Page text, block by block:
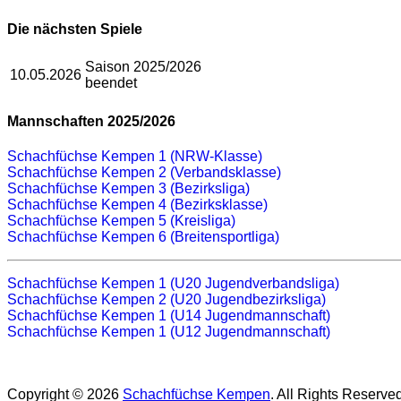
Die nächsten Spiele
10.05.2026
Saison 2025/2026
beendet
Mannschaften 2025/2026
Schachfüchse Kempen 1 (NRW-Klasse)
Schachfüchse Kempen 2 (Verbandsklasse)
Schachfüchse Kempen 3 (Bezirksliga)
Schachfüchse Kempen 4 (Bezirksklasse)
Schachfüchse Kempen 5 (Kreisliga)
Schachfüchse Kempen 6 (Breitensportliga)
Schachfüchse Kempen 1 (U20 Jugendverbandsliga)
Schachfüchse Kempen 2 (U20 Jugendbezirksliga)
Schachfüchse Kempen 1 (U14 Jugendmannschaft)
Schachfüchse Kempen 1 (U12 Jugendmannschaft)
Copyright © 2026 Schachfüchse Kempen. All Rights